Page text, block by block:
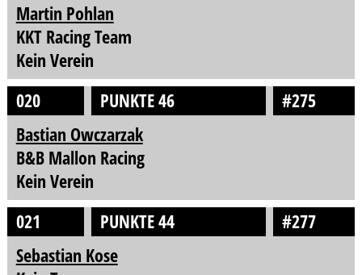
Martin Pohlan
KKT Racing Team
Kein Verein
020
PUNKTE 46
#275
Bastian Owczarzak
B&B Mallon Racing
Kein Verein
021
PUNKTE 44
#277
Sebastian Kose